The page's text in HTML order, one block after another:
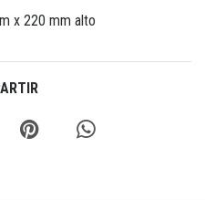
x 220 mm alto